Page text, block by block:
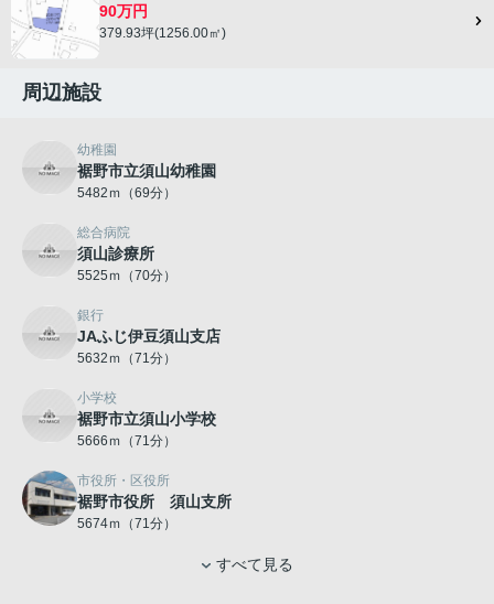
90万円
379.93坪(1256.00㎡)
周辺施設
幼稚園
裾野市立須山幼稚園
5482ｍ（69分）
総合病院
須山診療所
5525ｍ（70分）
銀行
JAふじ伊豆須山支店
5632ｍ（71分）
小学校
裾野市立須山小学校
5666ｍ（71分）
市役所・区役所
裾野市役所 須山支所
5674ｍ（71分）
すべて見る